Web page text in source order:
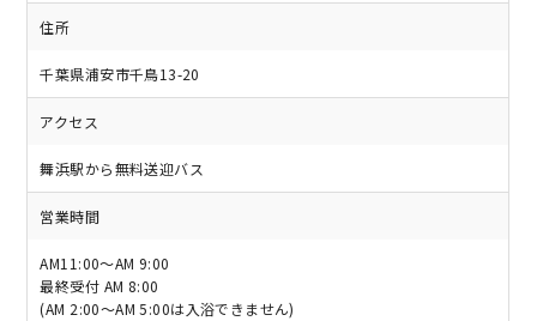
住所
千葉県浦安市千鳥13-20
アクセス
舞浜駅から無料送迎バス
営業時間
AM11:00～AM 9:00
最終受付 AM 8:00
(AM 2:00～AM 5:00は入浴できません)